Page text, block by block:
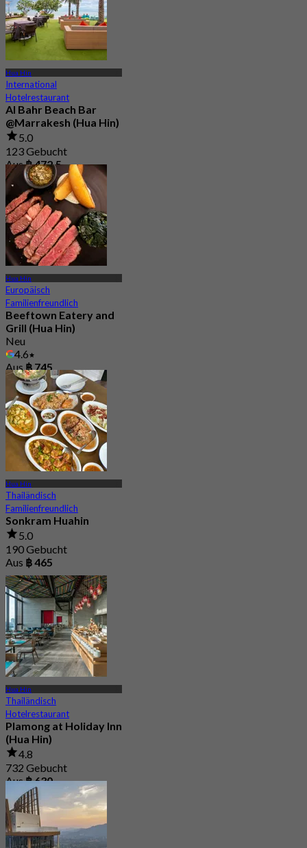
Hua Hin
International
Hotelrestaurant
Al Bahr Beach Bar
@Marrakesh (Hua Hin)
5.0
123 Gebucht
Aus฿ 472.5
Hua Hin
Europäisch
Familienfreundlich
Beeftown Eatery and
Grill (Hua Hin)
Neu
4.6
Aus฿ 745
Hua Hin
Thailändisch
Familienfreundlich
Sonkram Huahin
5.0
190 Gebucht
Aus ฿ 465
Hua Hin
Thailändisch
Hotelrestaurant
Plamong at Holiday Inn
(Hua Hin)
4.8
732 Gebucht
Aus฿ 630